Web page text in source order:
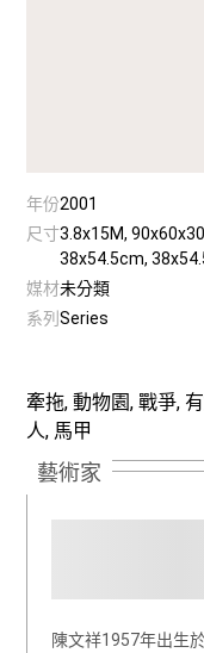
年份2001
尺寸3.8x15M,
38x54.5cm,
媒材未分類
系列Series
牽拖, 動物園, 戰爭,
人, 馬甲
藝術家
陳文祥1957年出生